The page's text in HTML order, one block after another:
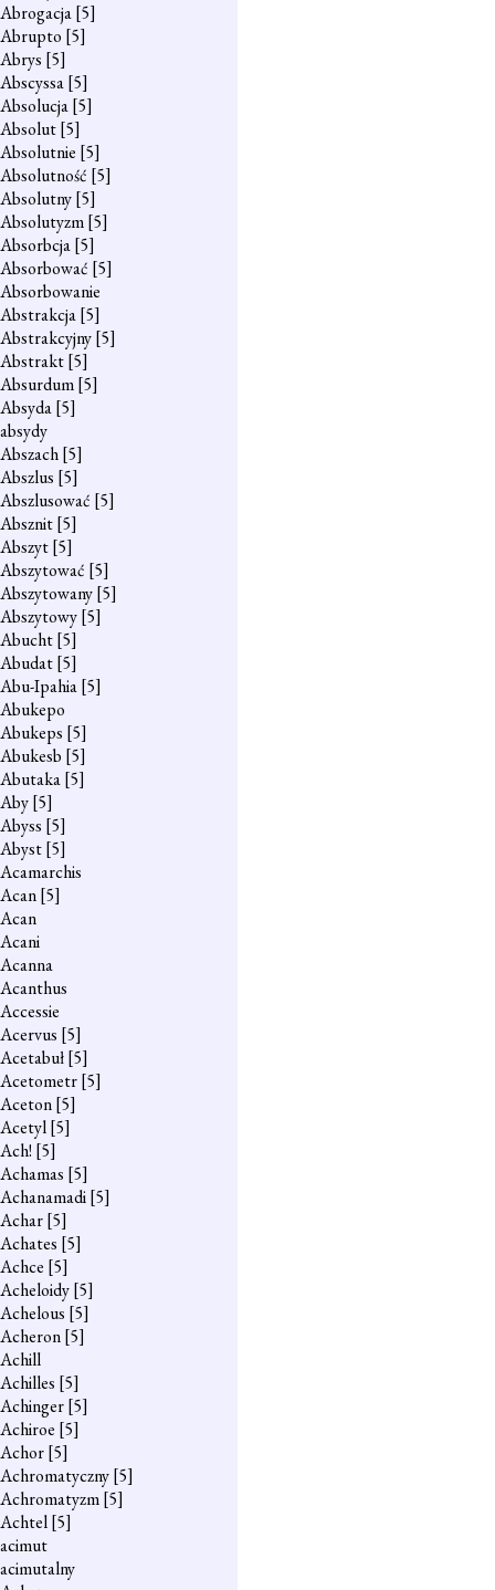
Abrogacja[5]
Abrupto [5]
Abrys [5]
Abscyssa[5]
Absolucja[5]
Absolut[5]
Absolutnie [5]
Absolutność [5]
Absolutny[5]
Absolutyzm[5]
Absorbcja[5]
Absorbować [5]
Absorbowanie
Abstrakcja[5]
Abstrakcyjny[5]
Abstrakt[5]
Absurdum[5]
Absyda[5]
absydy
Abszach[5]
Abszlus [5]
Abszlusować [5]
Absznit[5]
Abszyt[5]
Abszytować [5]
Abszytowany[5]
Abszytowy[5]
Abucht[5]
Abudat[5]
Abu-Ipahia[5]
Abukepo
Abukeps [5]
Abukesb [5]
Abutaka[5]
Aby[5]
Abyss [5]
Abyst[5]
Acamarchis
Acan[5]
Acan
Acani
Acanna
Acanthus
Accessie
Acervus [5]
Acetabuł[5]
Acetometr[5]
Aceton[5]
Acetyl[5]
Ach! [5]
Achamas [5]
Achanamadi[5]
Achar[5]
Achates [5]
Achce [5]
Acheloidy[5]
Achelous [5]
Acheron[5]
Achill
Achilles [5]
Achinger[5]
Achiroe [5]
Achor[5]
Achromatyczny[5]
Achromatyzm[5]
Achtel[5]
acimut
acimutalny